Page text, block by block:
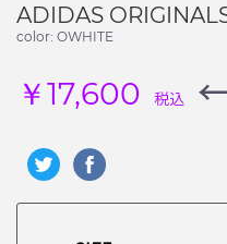
ADIDAS
color: OWHITE
￥17,600 税込